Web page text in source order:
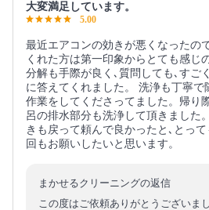
大変満足しています。
5.00
最近エアコンの効きが悪くなったの
くれた方は第一印象からとても感じ
分解も手際が良く､質問しても､すご
に答えてくれました。 洗浄も丁寧で
作業をしてくださってました。帰り
呂の排水部分も洗浄して頂きました
きも戻って頼んで良かったと､とっ
回もお願いしたいと思います。
まかせるクリーニングの返信
この度はご依頼ありがとうございま